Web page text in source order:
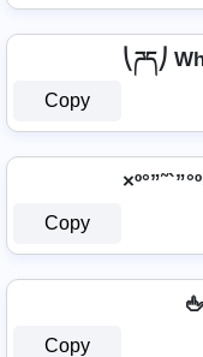
⎝ཌད⎠
Copy
Copy
Copy